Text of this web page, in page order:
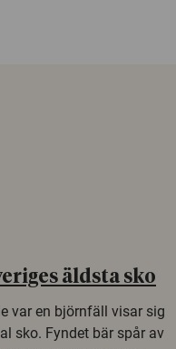
äldsta sko
var en björnfäll visar sig
sko. Fyndet bär spår av